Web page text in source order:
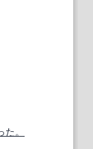
。